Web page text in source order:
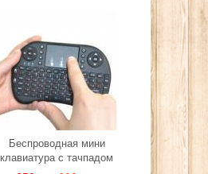
Беспроводная мини
клавиатура с тачпадом